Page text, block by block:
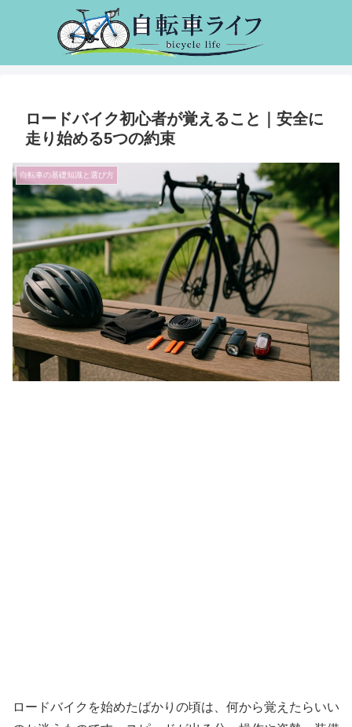
ロードバイク初心者が覚えること｜安全に
走り始める5つの約束
自転車の基礎知識と選び方
ロードバイクを始めたばかりの頃は、何から覚えたらいい